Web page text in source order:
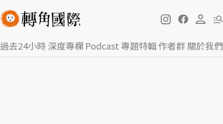
過去24小時深度專欄 Podcast 專題特輯作者群關於我們